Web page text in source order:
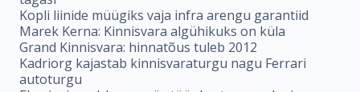
Kopli liinide müügiks vaja infra arengu garantiid
Marek Kerna: Kinnisvara algühikuks on küla
Grand Kinnisvara: hinnatõus tuleb 2012
Kadriorg kajastab kinnisvaraturgu nagu Ferrari
autoturgu